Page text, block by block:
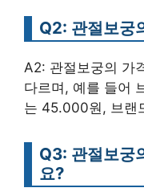
Q2: 관절보궁
A2: 관절보궁의 가
다르며, 예를 들어
는 45.000원, 브랜
Q3: 관절보궁
요?